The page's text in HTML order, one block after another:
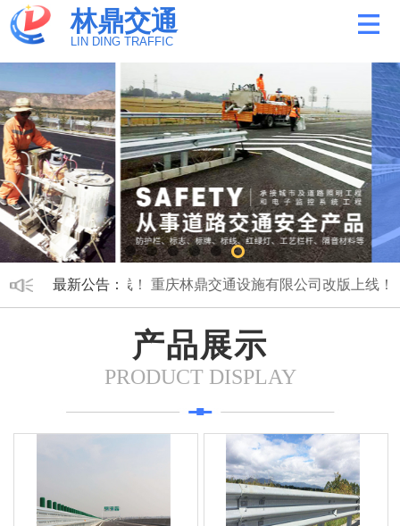
林鼎交通
LIN DING TRAFFIC
最新公告：
限公司改版上线！ 重庆林鼎交通设施有限公司改版上线！
产品展示
PRODUCT DISPLAY